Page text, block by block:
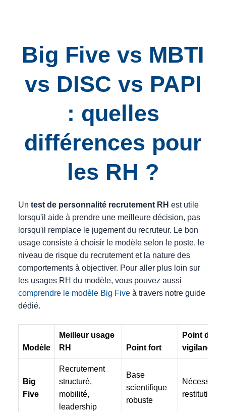
Big Five vs MBTI
vs DISC vs PAPI
: quelles
différences pour
les RH ?
Un test de personnalité recrutement RH est utile
lorsqu'il aide à prendre une meilleure décision, pas
lorsqu'il remplace le jugement du recruteur. Le bon
usage consiste à choisir le modèle selon le poste, le
niveau de risque du recrutement et la nature des
comportements à objectiver. Pour aller plus loin sur
les usages RH du modèle, vous pouvez aussi
comprendre le modèle Big Five à travers notre guide
dédié.
Modèle
Meilleur usage
RH
Point fort
Point de
vigilance
Big
Five
Recrutement
structuré,
mobilité,
leadership
Base
scientifique
robuste
Nécessite
restitution